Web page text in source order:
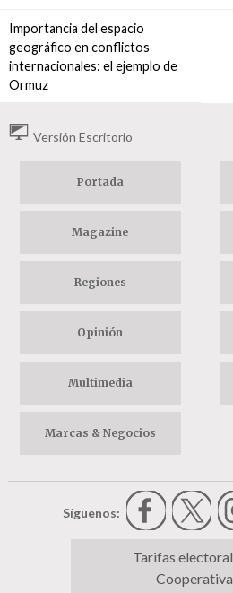
Importancia del espacio
geográfico en conflictos
internacionales: el ejemplo de
Ormuz
Versión Escritorio
Portada
Magazine
Regiones
Opinión
Multimedia
Marcas & Negocios
Síguenos:
Tarifas